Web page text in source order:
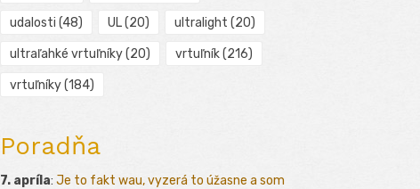
udalosti (48) UL(20) ultralight (20)
ultraľahké vrtuľníky(20) vrtuľník(216)
vrtuľníky(184)
Poradňa
7. apríla: Je to fakt wau, vyzerá to úžasne a som